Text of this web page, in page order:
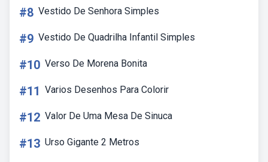
#8 Vestido De Senhora Simples
#9 Vestido De Quadrilha Infantil Simples
#10 Verso De Morena Bonita
#11 Varios Desenhos Para Colorir
#12 Valor De Uma Mesa De Sinuca
#13 Urso Gigante 2 Metros